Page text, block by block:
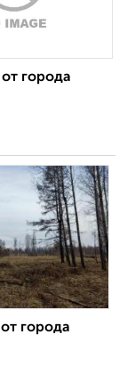
города
города